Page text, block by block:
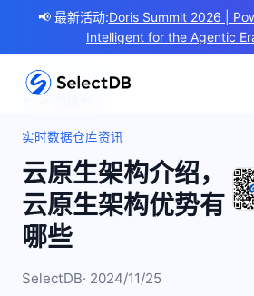
📢 最新活动:Doris Summit 2026 |
Intelligent for the Agentic
← 返回博客
实时数据仓库资讯
云原生架构介绍，
云原生架构优势有
哪些
SelectDB· 2024/11/25